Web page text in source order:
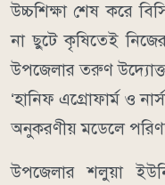
উচ্চশিক্ষা শেষ করে
না ছুটে কৃষিতেই
উপজেলার তরুণ
‘হানিফ এগ্রোফার্ম ও
অনুকরণীয় মডেলে
উপজেলার শলুয়া